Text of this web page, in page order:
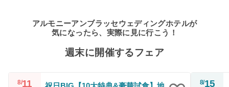
アルモニーアンブラッセウェディングホテルが
気になったら、実際に見に行こう！
週末に開催するフェア
8/11 8/15